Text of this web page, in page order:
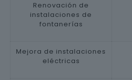
Renovación de
instalaciones de
fontanerías
Mejora de instalaciones
eléctricas